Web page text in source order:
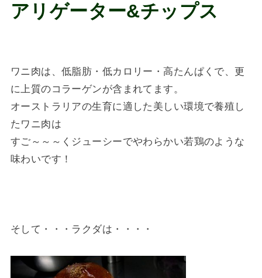
アリゲーター&チップス
ワニ肉は、低脂肪・低カロリー・高たんぱくで、更
に上質のコラーゲンが含まれてます。
オーストラリアの生育に適した美しい環境で養殖し
たワニ肉は
すご～～～くジューシーでやわらかい若鶏のような
味わいです！
そして・・・ラクダは・・・・